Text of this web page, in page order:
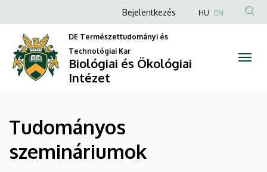
szemináriumok
Biológiai
Ökológiai
Intézet
a
tartalomra
Anonim
Felhasználói
fiók
menüje
Bejelentkezés HU EN
DE Természettudományi és
Technológiai Kar
Biológiai és Ökológiai
Intézet
Tudományos
szemináriumok